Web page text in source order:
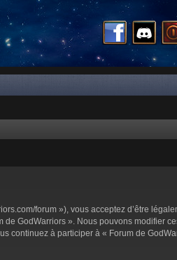
forum »), vous acceptez d’être
GodWarriors ». Nous pouvons modifier
continuez à participer à « Forum de